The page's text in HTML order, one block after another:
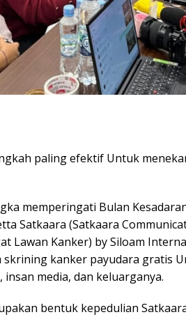
paling efektif Untuk
memperingati Bulan
Satkaara (Satkaara
Lawan Kanker) by Siloam
skrining kanker payudara gratis
media, dan keluarganya.
bentuk kepedulian